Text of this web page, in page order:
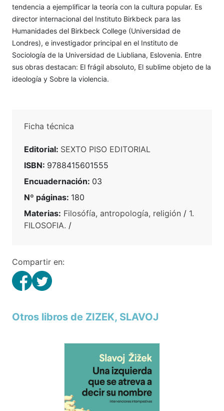
tendencia a ejemplificar la teoría con la cultura popular. Es
director internacional del Instituto Birkbeck para las
Humanidades del Birkbeck College (Universidad de
Londres), e investigador principal en el Instituto de
Sociología de la Universidad de Liubliana, Eslovenia. Entre
sus obras destacan: El frágil absoluto, El sublime objeto de la
ideología y Sobre la violencia.
Ficha técnica
Editorial: SEXTO PISO EDITORIAL
ISBN: 9788415601555
Encuadernación: 03
Nº páginas: 180
Materias: Filosófía, antropología, religión / 1.
FILOSOFIA. /
Compartir en:
Otros libros de ZIZEK, SLAVOJ